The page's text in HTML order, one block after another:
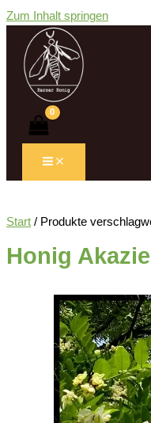
Zum Inhalt springen
Start / Produkte
Honig Akazie